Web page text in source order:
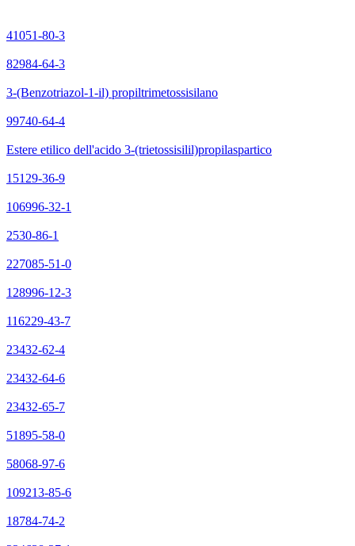
41051-80-3
82984-64-3
3-(Benzotriazol-1-il) propiltrimetossisilano
99740-64-4
Estere etilico dell'acido 3-(trietossisilil)propilaspartico
15129-36-9
106996-32-1
2530-86-1
227085-51-0
128996-12-3
116229-43-7
23432-62-4
23432-64-6
23432-65-7
51895-58-0
58068-97-6
109213-85-6
18784-74-2